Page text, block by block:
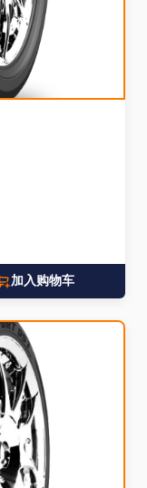
加入购物车